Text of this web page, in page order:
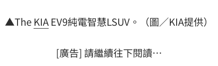
▲The KIA EV9純電智慧LSUV。（圖／KIA提供）
[廣告] 請繼續往下閱讀…